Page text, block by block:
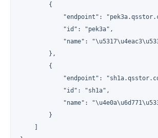
        {
"endpoint":
            "id": "pek3a",
"name":
        },
        {
"endpoint":
            "id": "sh1a",
"name":
        }
    ]